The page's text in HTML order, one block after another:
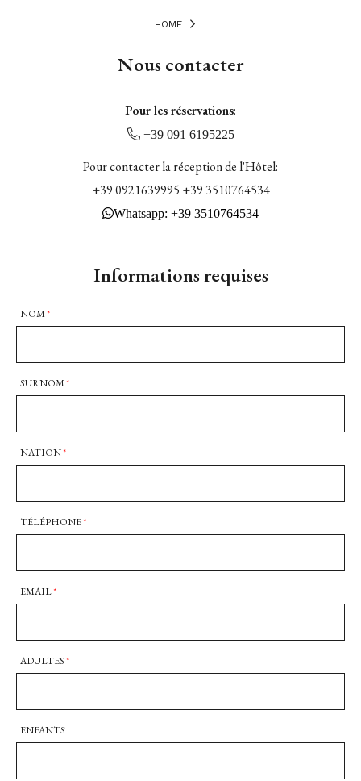
HOME
Nous contacter
Pour les réservations:
+39 091 6195225
Pour contacter la réception de l'Hôtel:
+39 0921639995 +39 3510764534
Whatsapp: +39 3510764534
Informations requises
NOM*
SURNOM*
NATION*
TÉLÉPHONE*
EMAIL*
ADULTES*
ENFANTS